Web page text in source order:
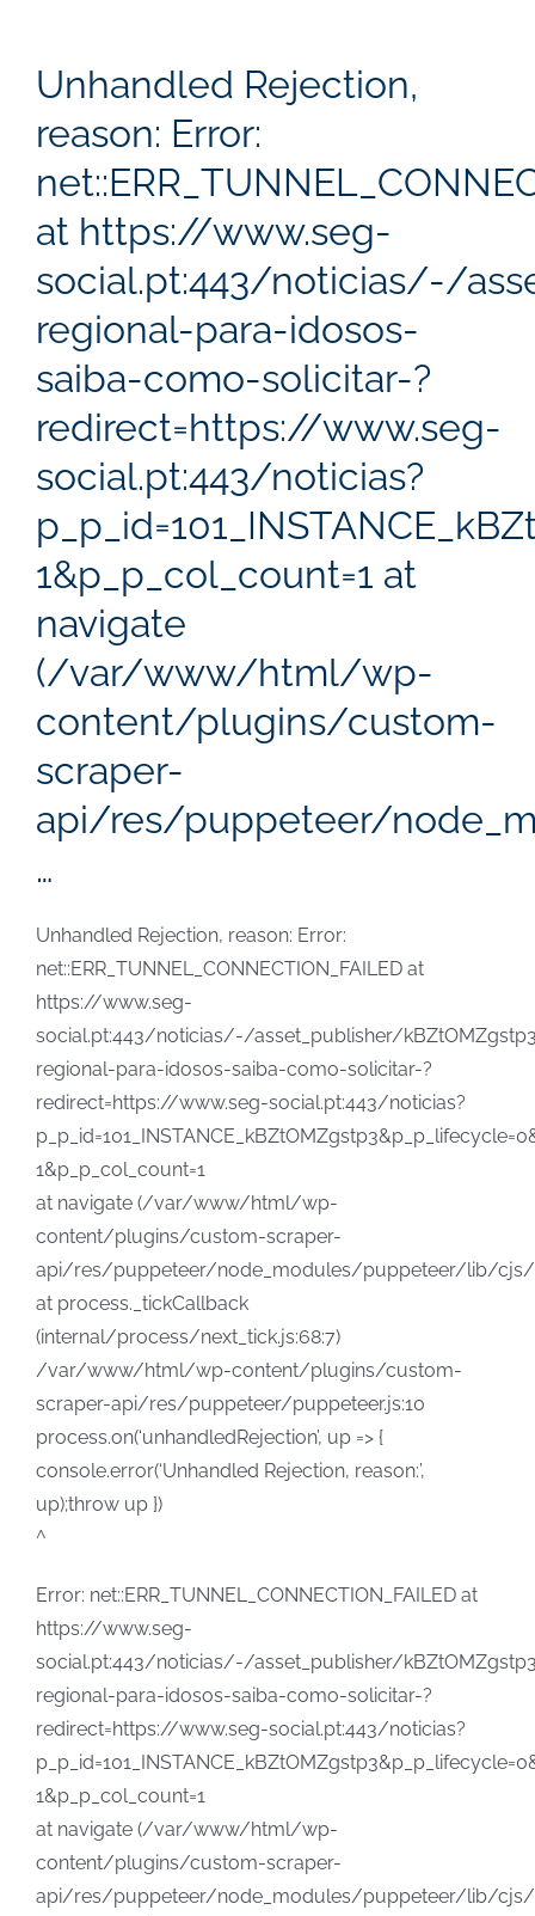
Unhandled Rejection,
reason: Error:
at https://www.seg-
social.pt:443/noticias/-/
regional-para-idosos-
saiba-como-solicitar-?
redirect=https://www.seg-
social.pt:443/noticias?
1&p_p_col_count=1 at
navigate
(/var/www/html/wp-
content/plugins/custom-
scraper-
api/res/puppeteer/
…
Unhandled Rejection, reason: Error:
net::ERR_TUNNEL_CONNECTION_FAILED at
https://www.seg-
social.pt:443/noticias/-/asset_publisher/
regional-para-idosos-saiba-como-solicitar-?
redirect=https://www.seg-social.pt:443/noticias?
1&p_p_col_count=1
at navigate (/var/www/html/wp-
content/plugins/custom-scraper-
api/res/puppeteer/node_modules/puppeteer/lib/cjs/
at process._tickCallback
(internal/process/next_tick.js:68:7)
/var/www/html/wp-content/plugins/custom-
scraper-api/res/puppeteer/puppeteer.js:10
process.on(‘unhandledRejection’, up => {
console.error(‘Unhandled Rejection, reason:’,
up);throw up })
^
Error: net::ERR_TUNNEL_CONNECTION_FAILED at
https://www.seg-
social.pt:443/noticias/-/asset_publisher/
regional-para-idosos-saiba-como-solicitar-?
redirect=https://www.seg-social.pt:443/noticias?
1&p_p_col_count=1
at navigate (/var/www/html/wp-
content/plugins/custom-scraper-
api/res/puppeteer/node_modules/puppeteer/lib/cjs/